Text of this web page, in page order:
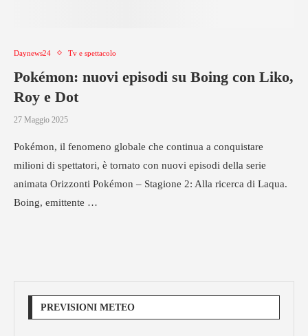
Daynews24 Tv e spettacolo
Pokémon: nuovi episodi su Boing con Liko,
Roy e Dot
27 Maggio 2025
Pokémon, il fenomeno globale che continua a conquistare
milioni di spettatori, è tornato con nuovi episodi della serie
animata Orizzonti Pokémon – Stagione 2: Alla ricerca di Laqua.
Boing, emittente …
PREVISIONI METEO